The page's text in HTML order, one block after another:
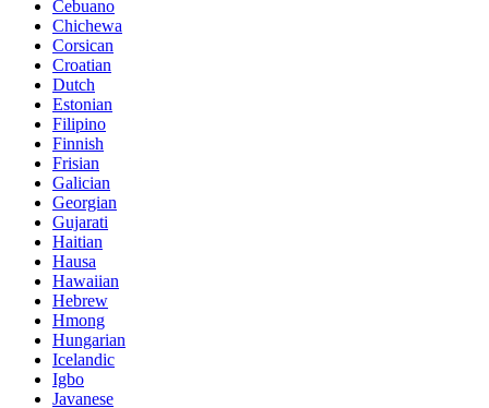
Cebuano
Chichewa
Corsican
Croatian
Dutch
Estonian
Filipino
Finnish
Frisian
Galician
Georgian
Gujarati
Haitian
Hausa
Hawaiian
Hebrew
Hmong
Hungarian
Icelandic
Igbo
Javanese